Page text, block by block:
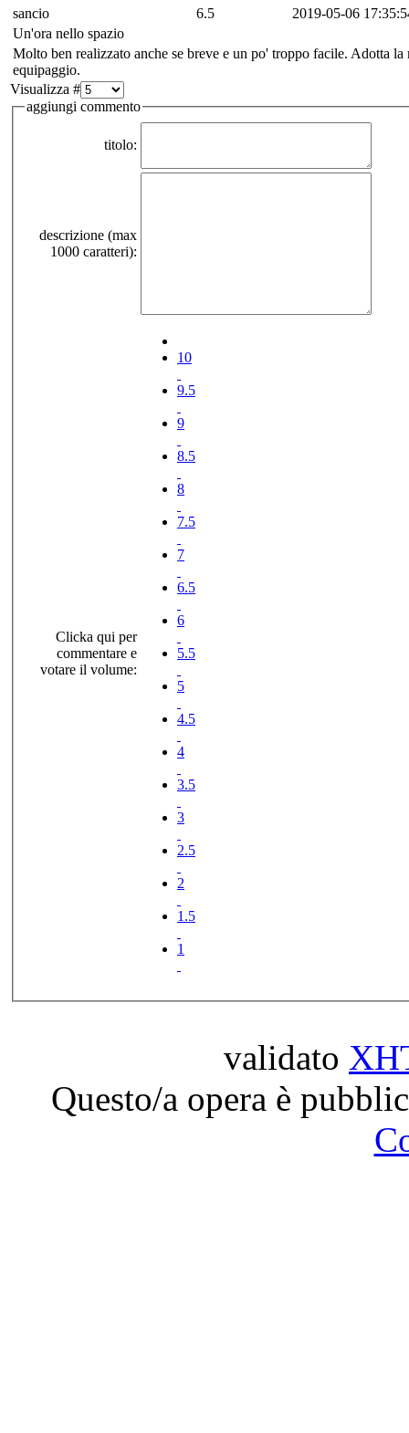
sancio 6.5
2019-05-06
Un'ora nello spazio
Molto ben realizzato anche se breve e un po' troppo facile. Adotta
equipaggio.
Visualizza #
aggiungi commento
titolo:
descrizione (max
1000 caratteri):
Clicka qui per
commentare e
votare il volume:
10
9.5
9
8.5
8
7.5
7
6.5
6
5.5
5
4.5
4
3.5
3
2.5
2
1.5
1
validato
Questo/a opera è